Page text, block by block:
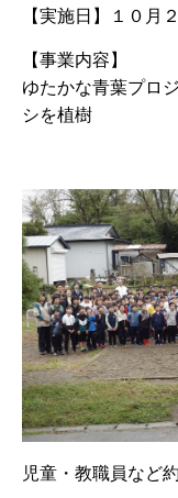
【実施日】 １０月
【事業内容】
ゆたかな青葉プロ
シを植樹
児童・教職員など